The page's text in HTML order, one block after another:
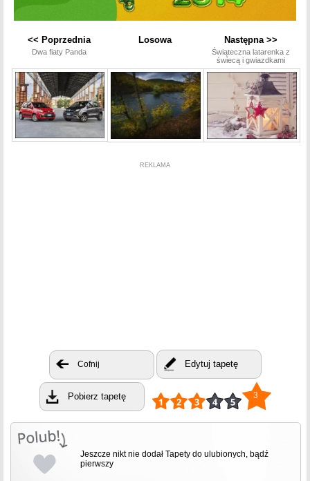
<< Poprzednia
Dwa fiaty Panda
Losowa Następna >>
Świąteczna latarenka z
świecą i gwiazdkami
REKLAMA
Cofnij Edytuj tapetę
Pobierz tapetę 3
Jeszcze nikt nie dodał Tapety do ulubionych, bądź
pierwszy